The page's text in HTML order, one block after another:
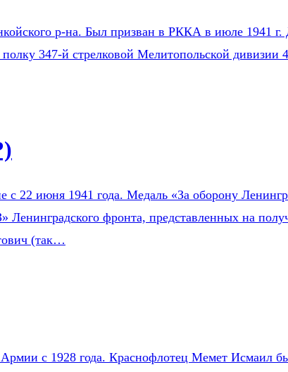
р-на. Был призван в РККА в июле 1941
347-й стрелковой Мелитопольской дивизии
22 июня 1941 года. Медаль «За оборону
фронта, представленных на
(так…
с 1928 года. Краснофлотец Мемет Исмаил